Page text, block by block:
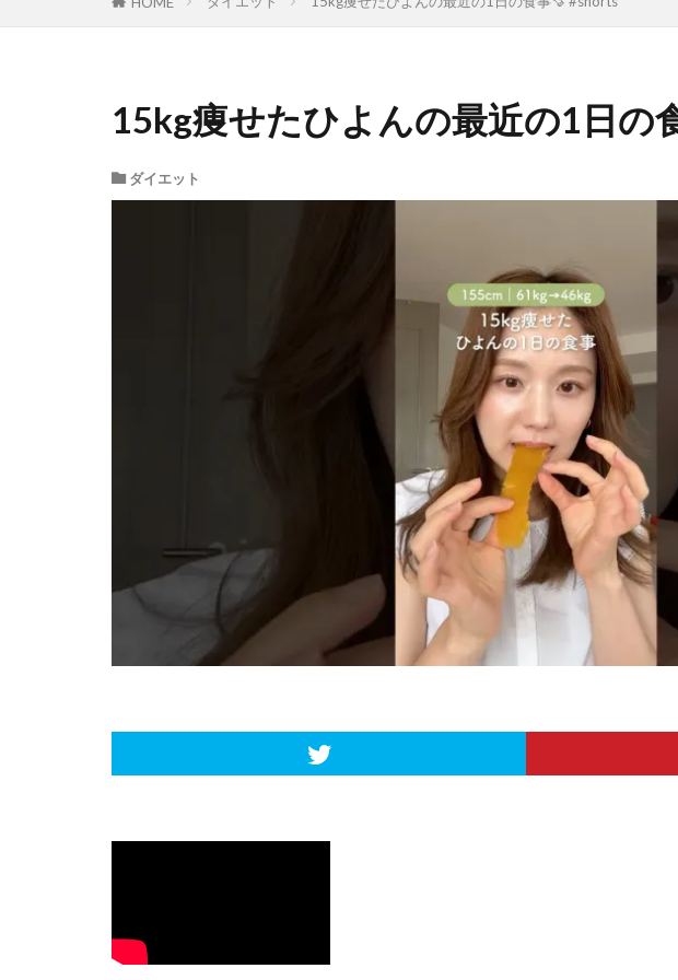
15kg痩せたひよんの最近の1日の
ダイエット